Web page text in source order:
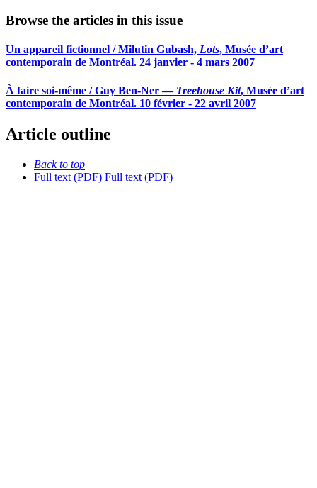
Browse the articles in this issue
Un appareil fictionnel / Milutin Gubash, Lots, Musée d’art
contemporain de Montréal. 24 janvier - 4 mars 2007
À faire soi-même / Guy Ben-Ner — Treehouse Kit, Musée d’art
contemporain de Montréal. 10 février - 22 avril 2007
Article outline
Back to top
Full text (PDF) Full text (PDF)